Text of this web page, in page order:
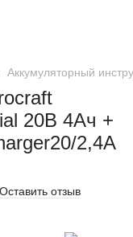
Аккумуляторный
20В 4Ач +
2,4A
Оставить отзыв